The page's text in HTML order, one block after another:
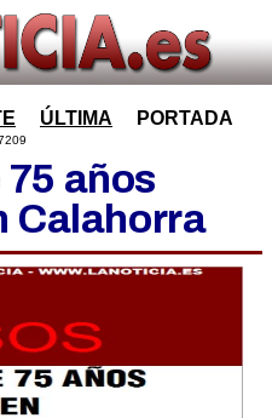
ÚLTIMA PORTADA
años
Calahorra